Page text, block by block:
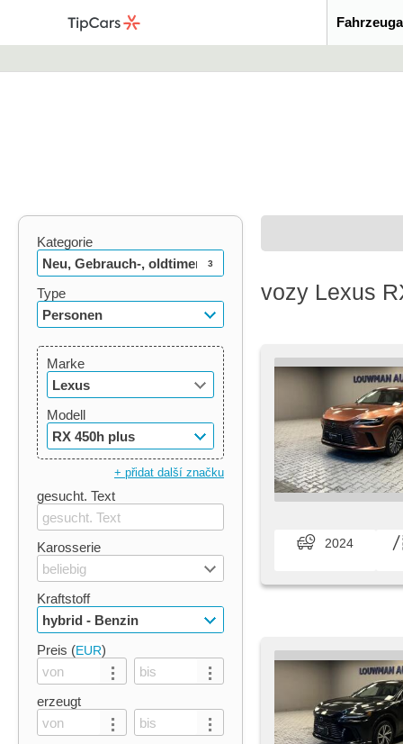
Kategorie
Neu, Gebrauch-, oldtimer
3
Type
Personen
Marke
Lexus
Modell
RX 450h plus
+ přidat další značku
gesucht. Text
Karosserie
beliebig
Kraftstoff
hybrid - Benzin
Preis (EUR)
erzeugt
vozy Lexus
2024